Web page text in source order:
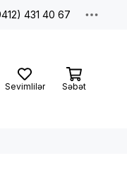
431 40 67
Sevimlilər Səbət